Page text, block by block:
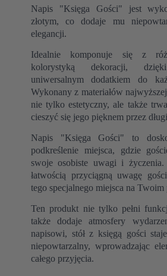
Napis "Księga Gości" jest
złotym, co dodaje mu
elegancji.
Idealnie komponuje się z
kolorystyką dekoracji,
uniwersalnym dodatkiem do
Wykonany z materiałów
nie tylko estetyczny, ale także
cieszyć się jego pięknem przez
Napis "Księga Gości" to
podkreślenie miejsca, gdzie
swoje osobiste uwagi i
łatwością przyciągną uwagę
tego specjalnego miejsca na
Ten produkt nie tylko pełni
także dodaje atmosfery
napisowi, stół z księgą gości
niepowtarzalny, wprowadzając
całego przyjęcia.